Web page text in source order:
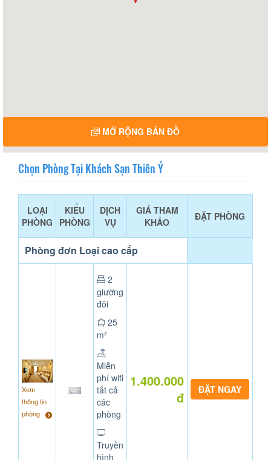
MỞ RỘNG BẢN ĐỒ
Chọn Phòng Tại Khách Sạn Thiên Ý
LOẠI
PHÒNG
KIỂU
PHÒNG
DỊCH
VỤ
GIÁ THAM
KHẢO
ĐẶT PHÒNG
Phòng đơn Loại cao cấp
Xem
thông tin
phòng
2
giường
đôi
25
m²
Miễn
phí wifi
tất cả
các
phòng
Truyền
hình
1.400.000
đ